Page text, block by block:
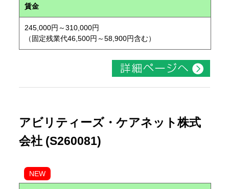
賃金
245,000円～310,000円
（固定残業代46,500円～58,900円含む）
アビリティーズ・ケアネット株式
会社 (S260081)
NEW